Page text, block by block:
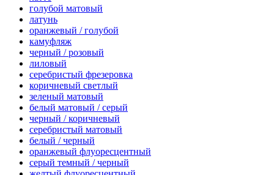
голубой матовый
латунь
оранжевый / голубой
камуфляж
черный / розовый
лиловый
серебристый фрезеровка
коричневый светлый
зеленый матовый
белый матовый / серый
черный / коричневый
серебристый матовый
белый / черный
оранжевый флуоресцентный
серый темный / черный